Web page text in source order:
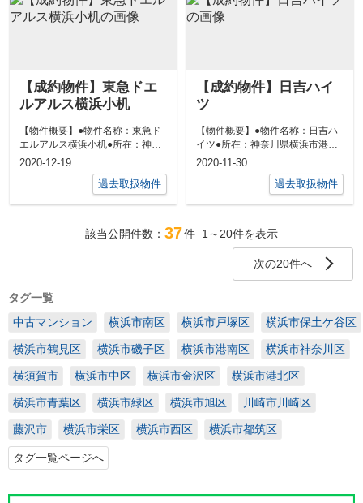
【成約物件】東急ドエ
ルアルス横浜小机
【物件概要】●物件名称：東急ド
エルアルス横浜小机●所在：神奈
川県横浜市港北区小机町2550●交
2020-12-19
過去取扱物件
【成約物件】日吉ハイ
ツ
【物件概要】●物件名称：日吉ハ
イツ●所在：神奈川県横浜市港北
区下田町３丁目５－１●交通：東
2020-11-30
過去取扱物件
該当公開件数： 37件 1～20件を表示
次の20件へ
タグ一覧
中古マンション
横浜市南区 横浜市戸塚区 横浜市保土ケ谷区
横浜市鶴見区 横浜市磯子区 横浜市港南区 横浜市神奈川区
横須賀市 横浜市中区 横浜市金沢区 横浜市港北区
横浜市青葉区 横浜市緑区 横浜市旭区 川崎市川崎区
藤沢市 横浜市栄区 横浜市西区 横浜市都筑区
タグ一覧ページへ